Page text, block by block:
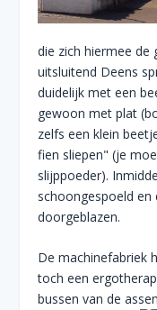
die zich hiermee de
uitsluitend Deens
duidelijk met een
gewoon met plat
zelfs een klein
fien sliepen" (je
slijppoeder).
schoongespoeld
doorgeblazen.
De machinefabriek
toch een
bussen van de